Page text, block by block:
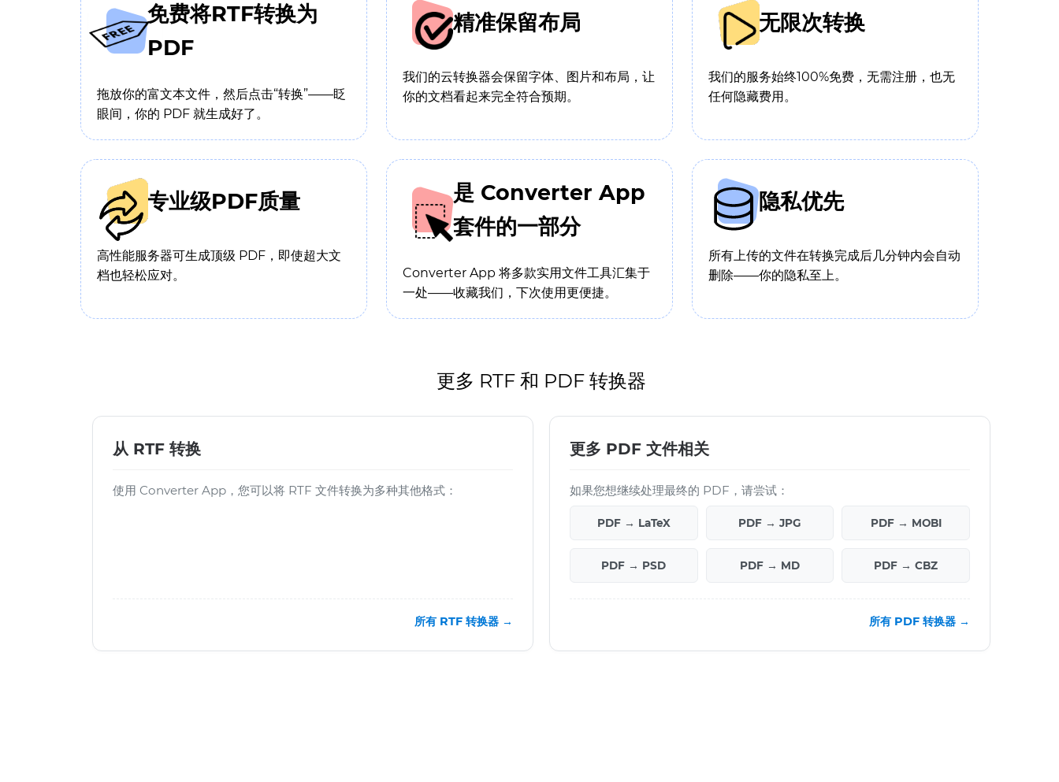
免费将RTF转换为
PDF
拖放你的富文本文件，然后点击“转换”——眨
眼间，你的 PDF 就生成好了。
精准保留布局
我们的云转换器会保留字体、图片和布局，让
你的文档看起来完全符合预期。
无限次转换
我们的服务始终100%免费，无需注册，也无
任何隐藏费用。
专业级PDF质量
高性能服务器可生成顶级 PDF，即使超大文
档也轻松应对。
是 Converter App
套件的一部分
Converter App 将多款实用文件工具汇集于
一处——收藏我们，下次使用更便捷。
隐私优先
所有上传的文件在转换完成后几分钟内会自动
删除——你的隐私至上。
更多 RTF 和 PDF 转换器
从 RTF 转换
使用 Converter App，您可以将 RTF 文件转换为多种其他格式：
所有 RTF 转换器 →
更多 PDF 文件相关
如果您想继续处理最终的 PDF，请尝试：
PDF → LaTeX PDF → JPG PDF → MOBI
PDF → PSD PDF → MD PDF → CBZ
所有 PDF 转换器 →